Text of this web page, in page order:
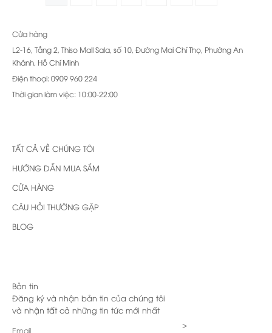
Cửa hàng
L2-16, Tầng 2, Thiso Mall Sala, số 10, Đường Mai Chí Thọ, Phường An
Khánh, Hồ Chí Minh
Điện thoại: 0909 960 224
Thời gian làm việc: 10:00-22:00
TẤT CẢ VỀ CHÚNG TÔI
HƯỚNG DẪN MUA SẮM
CỬA HÀNG
CÂU HỎI THƯỜNG GẶP
BLOG
Bản tin
Đăng ký và nhận bản tin của chúng tôi
và nhận tất cả những tin tức mới nhất